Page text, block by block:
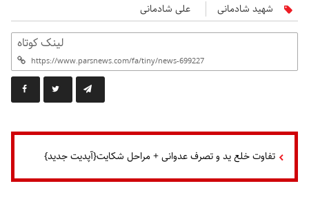
شهید شادمانی علی شادمانی
لینک کوتاه
تفاوت خلع ید و تصرف عدوانی + مراحل شکایت{آپدیت جدید}